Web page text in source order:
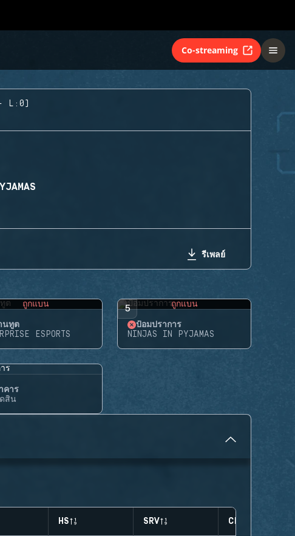
Co-streaming
L:0)
รีเพลย์
ถูกแบน
นทูต
ESPORTS
5 ถูกแบน
ป้อมปราการ
NINJAS IN PYJAMAS
คาร
สิน
HS SRV CLUTCHES